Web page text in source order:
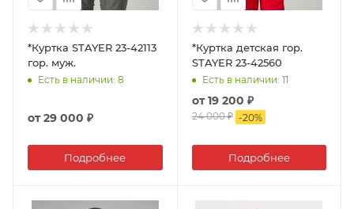
*Куртка STAYER 23-42113
гор. муж.
Есть в наличии: 8
от29 000 ₽
Подробнее
*Куртка детская гор.
STAYER 23-42560
Есть в наличии: 11
от19 200 ₽
24 000 ₽ -20%
Подробнее